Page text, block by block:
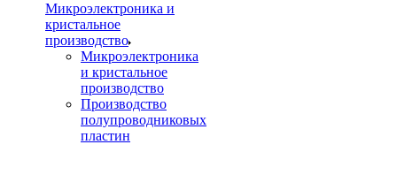
Микроэлектроника и
кристальное
производство
Микроэлектроника
и кристальное
производство
Производство
полупроводниковых
пластин